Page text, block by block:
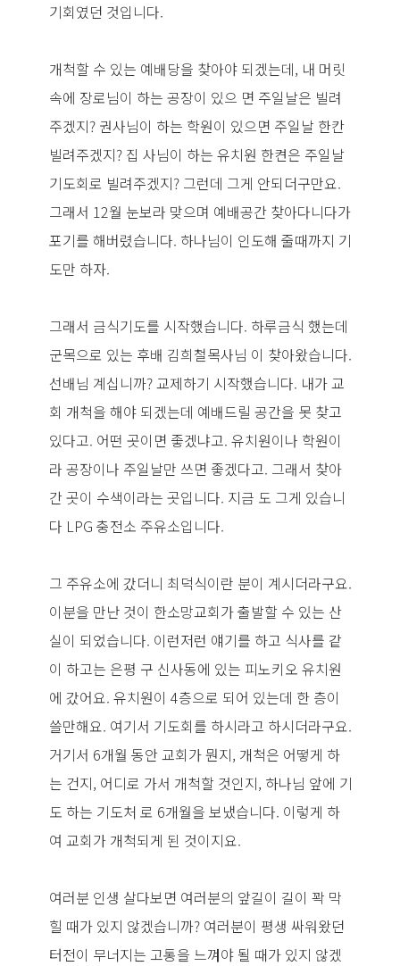
기회였던 것입니다.
개척할 수 있는 예배당을 찾아야 되겠는데, 내 머릿
속에 장로님이 하는 공장이 있으 면 주일날은 빌려
주겠지? 권사님이 하는 학원이 있으면 주일날 한칸
빌려주겠지? 집 사님이 하는 유치원 한켠은 주일날
기도회로 빌려주겠지? 그런데 그게 안되더구만요.
그래서 12월 눈보라 맞으며 예배공간 찾아다니다가
포기를 해버렸습니다. 하나님이 인도해 줄때까지 기
도만 하자.
그래서 금식기도를 시작했습니다. 하루금식 했는데
군목으로 있는 후배 김희철목사님 이 찾아왔습니다.
선배님 계십니까? 교제하기 시작했습니다. 내가 교
회 개척을 해야 되겠는데 예배드릴 공간을 못 찾고
있다고. 어떤 곳이면 좋겠냐고. 유치원이나 학원이
라 공장이나 주일날만 쓰면 좋겠다고. 그래서 찾아
간 곳이 수색이라는 곳입니다. 지금 도 그게 있습니
다 LPG 충전소 주유소입니다.
그 주유소에 갔더니 최덕식이란 분이 계시더라구요.
이분을 만난 것이 한소망교회가 출발할 수 있는 산
실이 되었습니다. 이런저런 얘기를 하고 식사를 같
이 하고는 은평 구 신사동에 있는 피노키오 유치원
에 갔어요. 유치원이 4층으로 되어 있는데 한 층이
쓸만해요. 여기서 기도회를 하시라고 하시더라구요.
거기서 6개월 동안 교회가 뭔지, 개척은 어떻게 하
는 건지, 어디로 가서 개척할 것인지, 하나님 앞에 기
도 하는 기도처 로 6개월을 보냈습니다. 이렇게 하
여 교회가 개척되게 된 것이지요.
여러분 인생 살다보면 여러분의 앞길이 길이 꽉 막
힐 때가 있지 않겠습니까? 여러분이 평생 싸워왔던
터전이 무너지는 고통을 느껴야 될 때가 있지 않겠